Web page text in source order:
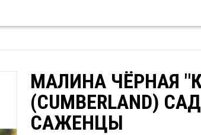
МАЛИНА ЧЁРНАЯ
(CUMBERLAND)
САЖЕНЦЫ